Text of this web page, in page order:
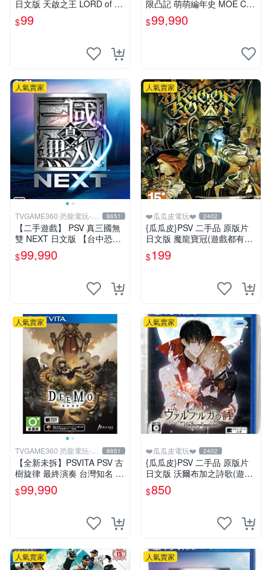
日文版 天啟之王 LORD of AP
OCALYPSE(遊戲都有回收)
$99
限凸記 萌萌編年史 MOE CH
RONICLE 中文版【台中恐龍
電玩】
$99,990
人氣賣家
TVGAME360 恐龍電玩-台
中店
8651
【二手遊戲】 PSV 真三國無
雙 NEXT 日文版 【台中恐龍
電玩】
$99,990
人氣賣家
❤️瓜瓜皮電玩❤️ 2402
{瓜瓜皮}PSV 二手品 原版片
日文版 魔龍寶冠(遊戲都有回
收)
$199
人氣賣家
TVGAME360 恐龍電玩-台
中店
8651
【全新未拆】PSVITA PSV 古
樹旋律 最終演奏 台灣知名 音
樂節奏遊戲 DEEMO REBOR
N 中文版 台中
$99,990
人氣賣家
❤️瓜瓜皮電玩❤️ 2402
{瓜瓜皮}PSV 二手品 原版片
日文版 沃爾布加之詩歌(遊戲
都有回收)
$850
人氣賣家 人氣賣家